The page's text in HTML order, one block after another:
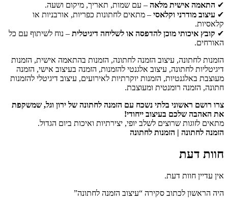
✔ התאמה אישית מלאה – עם שמות, תאריך, מיקום ושעה.
✔ עיצוב מודרני וקלאסי – מתאים לחתונות כפריות, אורבניות או
קלאסיות.
✔ קובץ איכותי מוכן להדפסה או לשליחה דיגיטלית – נוח לשיתוף עם כל
האורחים.
הזמנות לחתונה, עיצוב הזמנה לחתונה, הזמנות בהתאמה אישית, הזמנות
דיגיטליות לחתונה, עיצוב אלגנטי להזמנות, הזמנה בעיצוב אישי, הזמנה
מעוצבת באלגנטיות, הזמנות יוקרתיות לאירועים, עיצוב דיגיטלי להזמנות
חתונה, הזמנה רומנטית ומעוצבת.
צרו רושם ראשוני בלתי נשכח עם הזמנה לחתונה של ירון וגל, שמשקפת
את האהבה שלכם בעיצוב ייחודי!
מתאים לזוגות שרוצים לשלב יופי, יצירתיות ואיכות ביום הגדול.
הזמנה לחתונה | הזמנות לחתונה
חוות דעת
אין עדיין חוות דעת.
היה הראשון לכתוב סקירה “עיצוב הזמנה לחתונה”